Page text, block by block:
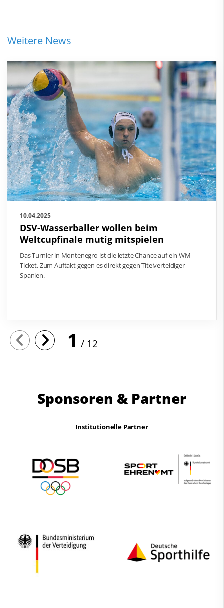
Weitere News
10.04.2025
DSV-Wasserballer wollen beim
Weltcupfinale mutig mitspielen
Das Turnier in Montenegro ist die letzte Chance auf ein WM-
Ticket. Zum Auftakt gegen es direkt gegen Titelverteidiger
Spanien.
1 12
Sponsoren & Partner
Institutionelle Partner